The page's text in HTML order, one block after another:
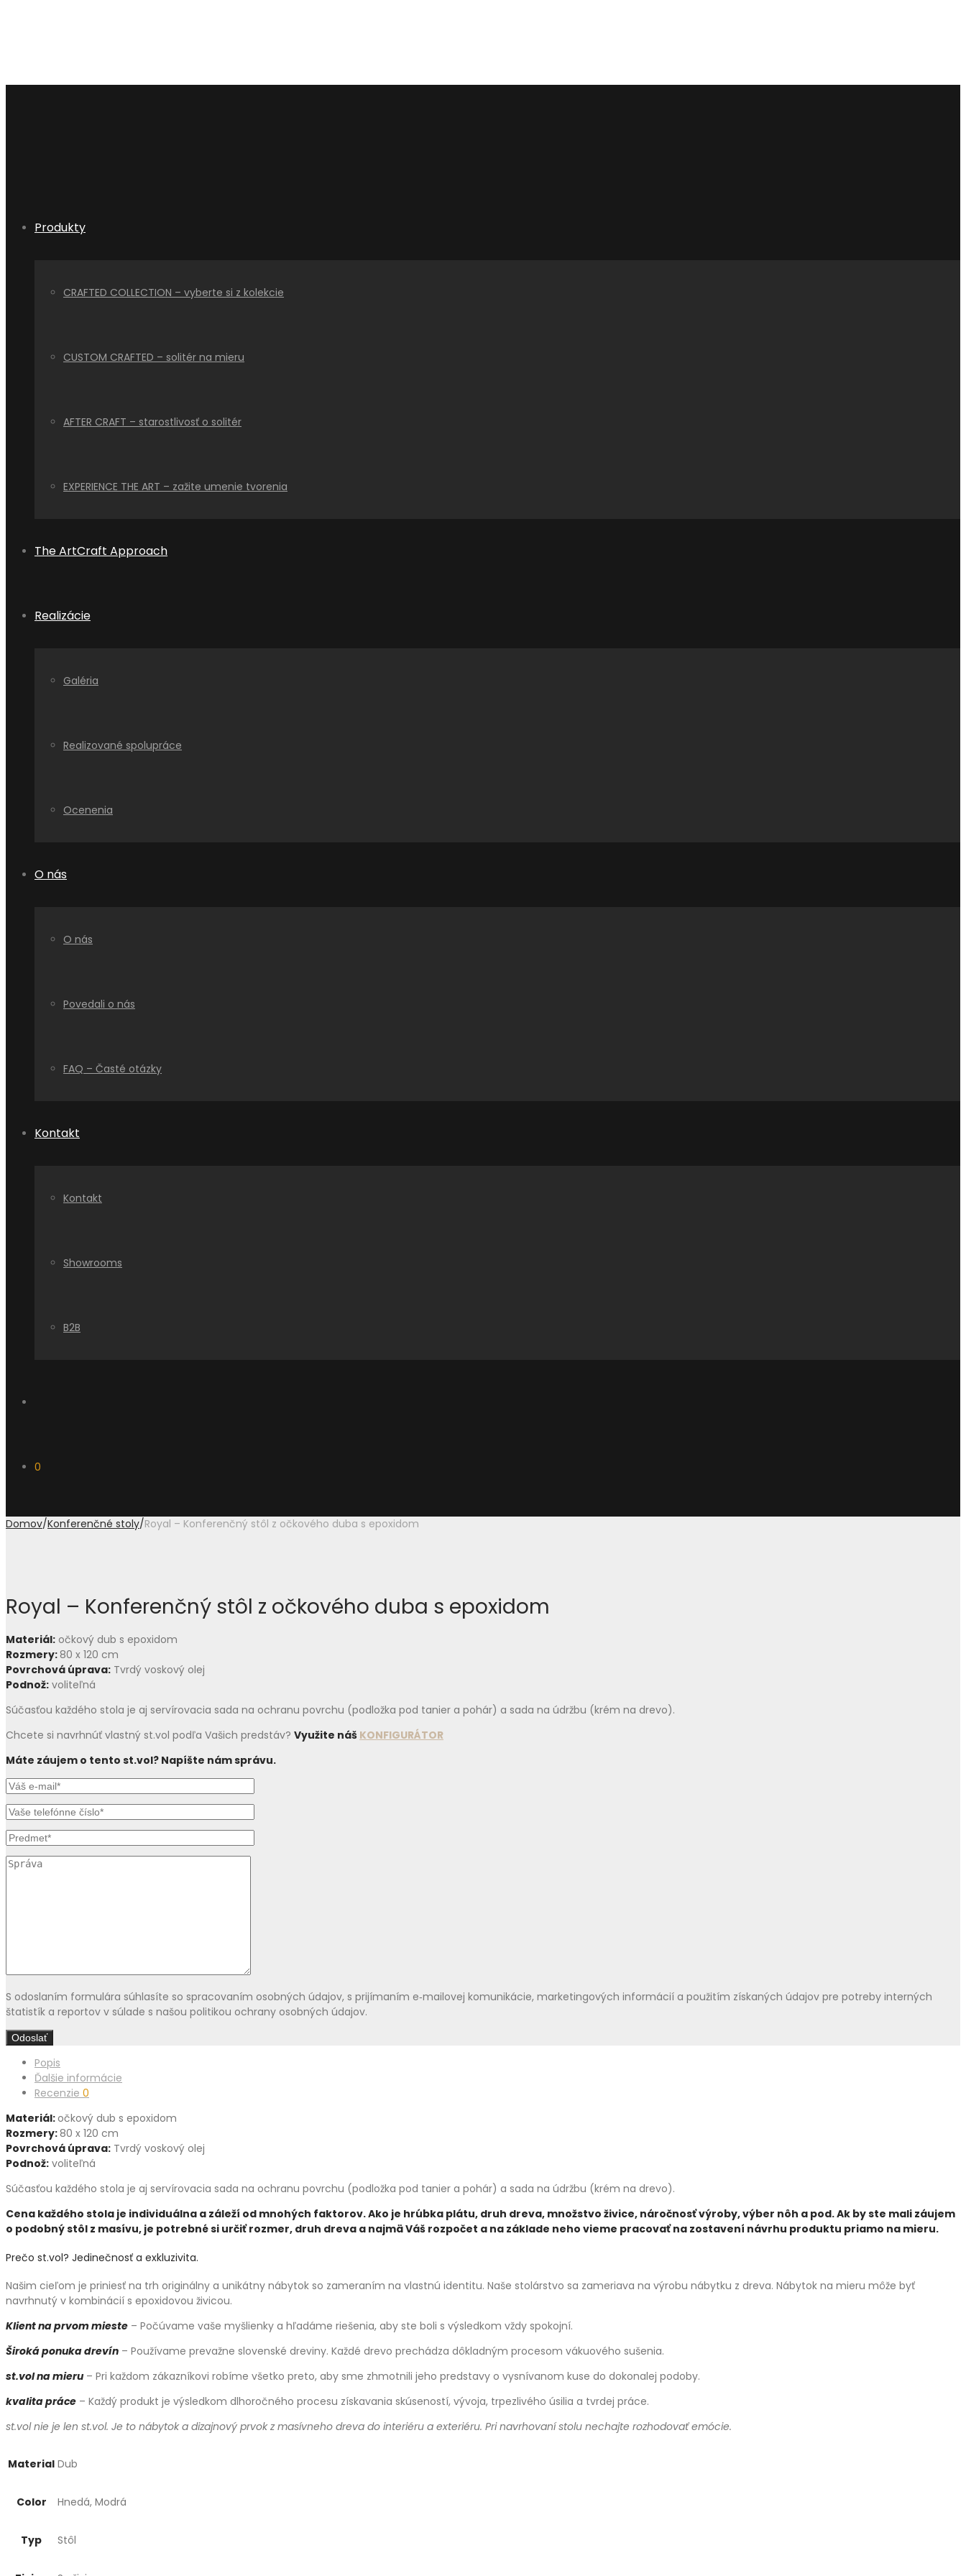
Produkty
CRAFTED COLLECTION – vyberte si z kolekcie
CUSTOM CRAFTED – solitér na mieru
AFTER CRAFT – starostlivosť o solitér
EXPERIENCE THE ART – zažite umenie tvorenia
The ArtCraft Approach
Realizácie
Galéria
Realizované spolupráce
Ocenenia
O nás
O nás
Povedali o nás
FAQ – Časté otázky
Kontakt
Kontakt
Showrooms
B2B
0
Domov/Konferenčné stoly/Royal – Konferenčný stôl z očkového duba s epoxidom
Royal – Konferenčný stôl z očkového duba s epoxidom
Materiál: očkový dub s epoxidom
Rozmery: 80 x 120 cm
Povrchová úprava: Tvrdý voskový olej
Podnož: voliteľná
Súčasťou každého stola je aj servírovacia sada na ochranu povrchu (podložka pod tanier a pohár) a sada na údržbu (krém na drevo).
Chcete si navrhnúť vlastný st.vol podľa Vašich predstáv? Využite náš KONFIGURÁTOR
Máte záujem o tento st.vol? Napíšte nám správu.
S odoslaním formulára súhlasíte so spracovaním osobných údajov, s prijímaním e‑mailovej komunikácie, marketingových informácií a použitím získaných údajov pre potreby interných
štatistík a reportov v súlade s našou politikou ochrany osobných údajov.
Popis
Ďalšie informácie
Recenzie 0
Materiál:očkový dub s epoxidom
Rozmery: 80 x 120 cm
Povrchová úprava: Tvrdý voskový olej
Podnož: voliteľná
Súčasťou každého stola je aj servírovacia sada na ochranu povrchu (podložka pod tanier a pohár) a sada na údržbu (krém na drevo).
Cena každého stola je individuálna a záleží od mnohých faktorov. Ako je hrúbka plátu, druh dreva, množstvo živice, náročnosť výroby, výber nôh a pod. Ak by ste mali záujem
o podobný stôl z masívu, je potrebné si určiť rozmer, druh dreva a najmä Váš rozpočet a na základe neho vieme pracovať na zostavení návrhu produktu priamo na mieru.
Prečo st.vol? Jedinečnosť a exkluzivita.
Našim cieľom je priniesť na trh originálny a unikátny nábytok so zameraním na vlastnú identitu. Naše stolárstvo sa zameriava na výrobu nábytku z dreva. Nábytok na mieru môže byť
navrhnutý v kombinácií s epoxidovou živicou.
Klient na prvom mieste – Počúvame vaše myšlienky a hľadáme riešenia, aby ste boli s výsledkom vždy spokojní.
Široká ponuka drevín – Používame prevažne slovenské dreviny. Každé drevo prechádza dôkladným procesom vákuového sušenia.
st.vol na mieru– Pri každom zákazníkovi robíme všetko preto, aby sme zhmotnili jeho predstavy o vysnívanom kuse do dokonalej podoby.
kvalita práce – Každý produkt je výsledkom dlhoročného procesu získavania skúseností, vývoja, trpezlivého úsilia a tvrdej práce.
st.vol nie je len st.vol. Je to nábytok a dizajnový prvok z masívneho dreva do interiéru a exteriéru. Pri navrhovaní stolu nechajte rozhodovať emócie.
Material Dub
Color Hnedá, Modrá
Typ Stôl